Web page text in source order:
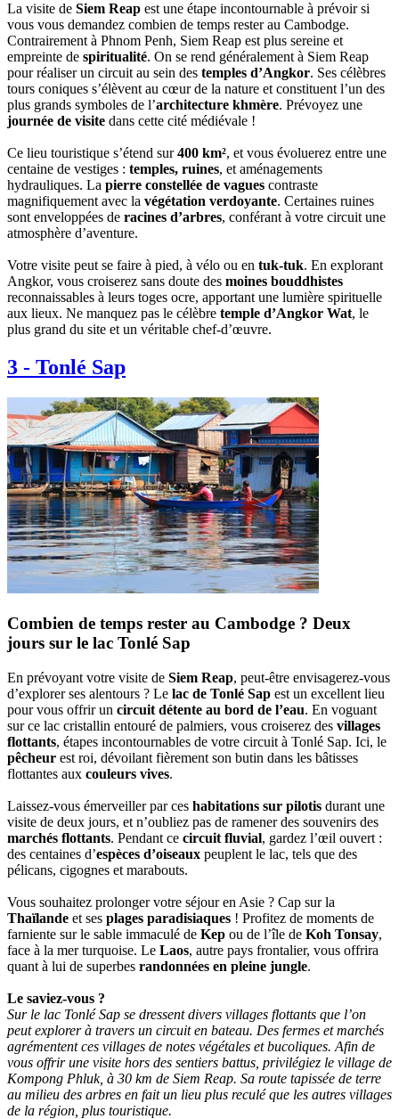
La visite de Siem Reap est une étape incontournable à prévoir si
vous vous demandez combien de temps rester au Cambodge.
Contrairement à Phnom Penh, Siem Reap est plus sereine et
empreinte de spiritualité. On se rend généralement à Siem Reap
pour réaliser un circuit au sein des temples d’Angkor. Ses célèbres
tours coniques s’élèvent au cœur de la nature et constituent l’un des
plus grands symboles de l’architecture khmère. Prévoyez une
journée de visite dans cette cité médiévale !
Ce lieu touristique s’étend sur400 km², et vous évoluerez entre une
centaine de vestiges : temples, ruines, et aménagements
hydrauliques. La pierre constellée de vagues contraste
magnifiquement avec la végétation verdoyante. Certaines ruines
sont enveloppées de racines d’arbres, conférant à votre circuit une
atmosphère d’aventure.
Votre visite peut se faire à pied, à vélo ou en tuk-tuk. En explorant
Angkor, vous croiserez sans doute des moines bouddhistes
reconnaissables à leurs toges ocre, apportant une lumière spirituelle
aux lieux. Ne manquez pas le célèbre temple d’Angkor Wat, le
plus grand du site et un véritable chef-d’œuvre.
3 - Tonlé Sap
Combien de temps rester au Cambodge ? Deux
jours sur le lac Tonlé Sap
En prévoyant votre visite de Siem Reap, peut-être envisagerez-vous
d’explorer ses alentours ? Le lac de Tonlé Sap est un excellent lieu
pour vous offrir un circuit détente au bord de l’eau. En voguant
sur ce lac cristallin entouré de palmiers, vous croiserez des villages
flottants, étapes incontournables de votre circuit à Tonlé Sap. Ici, le
pêcheur est roi, dévoilant fièrement son butin dans les bâtisses
flottantes aux couleurs vives.
Laissez-vous émerveiller par ces habitations sur pilotis durant une
visite de deux jours, et n’oubliez pas de ramener des souvenirs des
marchés flottants. Pendant ce circuit fluvial, gardez l’œil ouvert :
des centaines d’espèces d’oiseaux peuplent le lac, tels que des
pélicans, cigognes et marabouts.
Vous souhaitez prolonger votre séjour en Asie ? Cap sur la
Thaïlande et ses plages paradisiaques ! Profitez de moments de
farniente sur le sable immaculé de Kep ou de l’île de Koh Tonsay,
face à la mer turquoise. Le Laos, autre pays frontalier, vous offrira
quant à lui de superbes randonnées en pleine jungle.
Le saviez-vous ?
Sur le lac Tonlé Sap se dressent divers villages flottants que l’on
peut explorer à travers un circuit en bateau. Des fermes et marchés
agrémentent ces villages de notes végétales et bucoliques. Afin de
vous offrir une visite hors des sentiers battus, privilégiez le village de
Kompong Phluk, à 30 km de Siem Reap. Sa route tapissée de terre
au milieu des arbres en fait un lieu plus reculé que les autres villages
de la région, plus touristique.